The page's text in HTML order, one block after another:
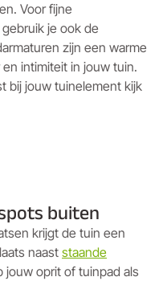
Voor fijne
je ook de
zijn een warme
intimiteit in jouw tuin.
bij jouw tuinelement kijk
buiten
krijgt de tuin een
naast staande
oprit of tuinpad als